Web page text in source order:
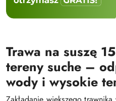
Trawa na suszę
tereny suche –
wody i wysokie